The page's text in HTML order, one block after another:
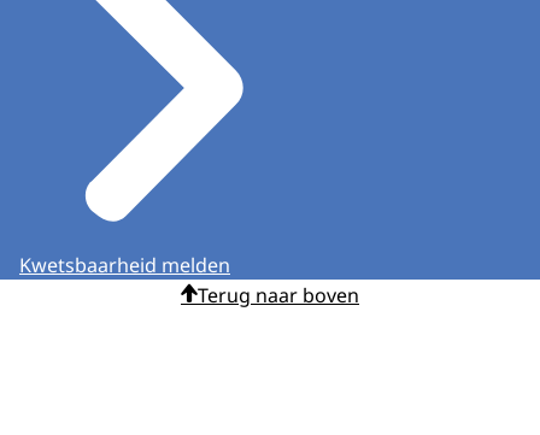
Kwetsbaarheid melden
Terug naar boven